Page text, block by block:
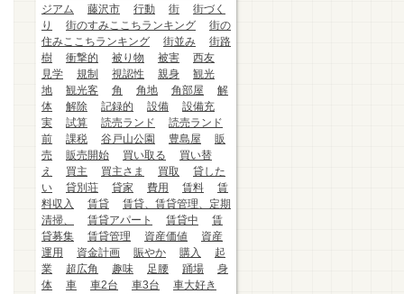
ジアム
藤沢市 行動 街
街づく
り
街のすみここちランキング
街の
住みここちランキング
街並み
街路
樹
衝撃的 被り物 被害
西友
見学
規制 視認性 親身
観光
地
観光客 角 角地 角部屋
解
体
解除 記録的 設備
設備充
実
試算 読売ランド
読売ランド
前
課税 谷戸山公園 豊島屋
販
売
販売開始 買い取る
買い替
え
買主 買主さま 買取
貸した
い
貸別荘 貸家 費用 賃料
賃
料収入
賃貸
賃貸、賃貸管理、定期
清掃、
賃貸アパート 賃貸中
賃
貸募集
賃貸管理 資産価値
資産
運用
資金計画 賑やか 購入
起
業
超広角 趣味 足腰 踊場
身
体
車 車2台 車3台
車大好き